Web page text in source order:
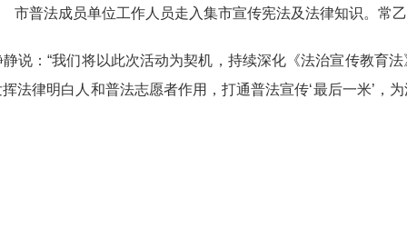
市普法成员单位工作人员走入集市宣传宪法及法律知识。常
说：“我们将以此次活动为契机，持续深化《法治宣传教育
法律明白人和普法志愿者作用，打通普法宣传‘最后一米’，